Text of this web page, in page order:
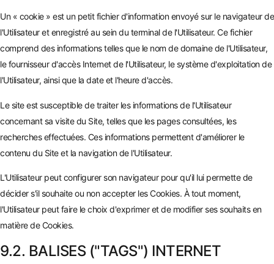
Un « cookie » est un petit fichier d'information envoyé sur le navigateur de
l'Utilisateur et enregistré au sein du terminal de l'Utilisateur. Ce fichier
comprend des informations telles que le nom de domaine de l'Utilisateur,
le fournisseur d'accès Internet de l'Utilisateur, le système d'exploitation de
l'Utilisateur, ainsi que la date et l'heure d'accès.
Le site est susceptible de traiter les informations de l'Utilisateur
concernant sa visite du Site, telles que les pages consultées, les
recherches effectuées. Ces informations permettent d'améliorer le
contenu du Site et la navigation de l'Utilisateur.
L'Utilisateur peut configurer son navigateur pour qu'il lui permette de
décider s'il souhaite ou non accepter les Cookies. À tout moment,
l'Utilisateur peut faire le choix d'exprimer et de modifier ses souhaits en
matière de Cookies.
9.2. BALISES ("TAGS") INTERNET